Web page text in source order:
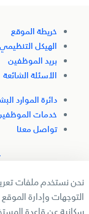
خريطة الموقع
الهيكل التنظيمي
بريد الموظفين
الأسئلة الشائعة
دائرة الموارد
خدمات
تواصل معنا
نحن نستخدم ملفات
التوجهات وإدارة